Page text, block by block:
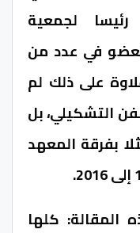
لجمعية
في عدد من
على ذلك لم
التشكيلي، بل
بفرقة المعهد
المقالة: كلها